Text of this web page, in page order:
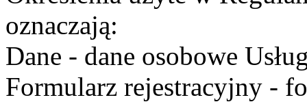
oznaczają:
Dane - dane osobowe
Formularz rejestracyjny -